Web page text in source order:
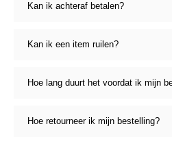
Kan ik achteraf betalen?
Kan ik een item ruilen?
Hoe lang duurt het voordat ik mijn
Hoe retourneer ik mijn bestelling?